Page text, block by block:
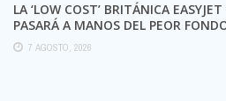
LA ‘LOW COST’ BRITÁNICA EASYJET
PASARÁ A MANOS DEL PEOR
POSIBLE:
7 AGOSTO, 2026